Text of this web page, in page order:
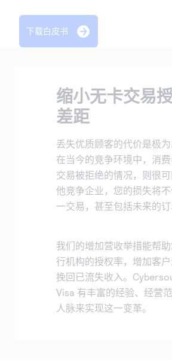
其他服务
定期结算、全球税务计算、货币兑换
解决方案合作伙伴
定制可满足您业务需求的解决方案。
开发人员指南
查看用于实施我们的 API 的功能级别
支持中心
访问我们的客户支持门户网站，以及
技术文档
详细了解我们的服务如何为您的业务
公司历史
了解我们如何成为支付和欺诈管理领
获取关于业务经营和提升客户满意度
与我们合作
您是否热衷于支付技术？来加入我们
团队充满乐趣、具有包容性且不断成
下载白皮书
缩小无卡交易
差距
丢失优质顾客的代价是极为
在当今的竞争环境中，消
交易被拒绝的情况，则很
他竞争企业，您的损失将
一交易，甚至包括未来的订
我们的增加营收举措能帮
行机构的授权率，增加客户
挽回已流失收入。
Visa 有丰富的经验、经营
人脉来实现这一变革。